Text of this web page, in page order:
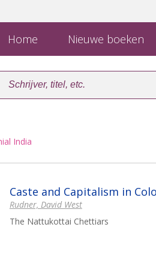
Home Nieuwe boeken
India
Caste and Capitalism in
Rudner, David West
The Nattukottai Chettiars